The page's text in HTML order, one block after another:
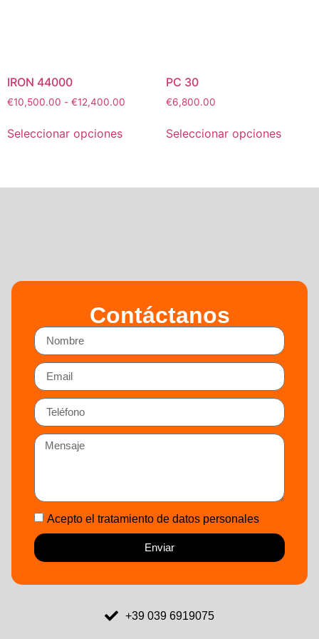
IRON 44000
€10,500.00 - €12,400.00
Seleccionar opciones
PC 30
€6,800.00
Seleccionar opciones
Contáctanos
Acepto el tratamiento de datos personales
Enviar
+39 039 6919075